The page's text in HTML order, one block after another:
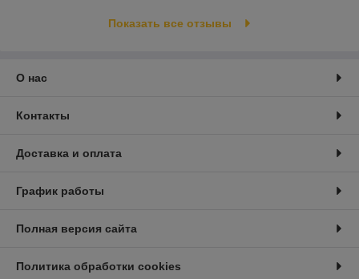
Показать все отзывы
О нас
Контакты
Доставка и оплата
График работы
Полная версия сайта
Политика обработки cookies